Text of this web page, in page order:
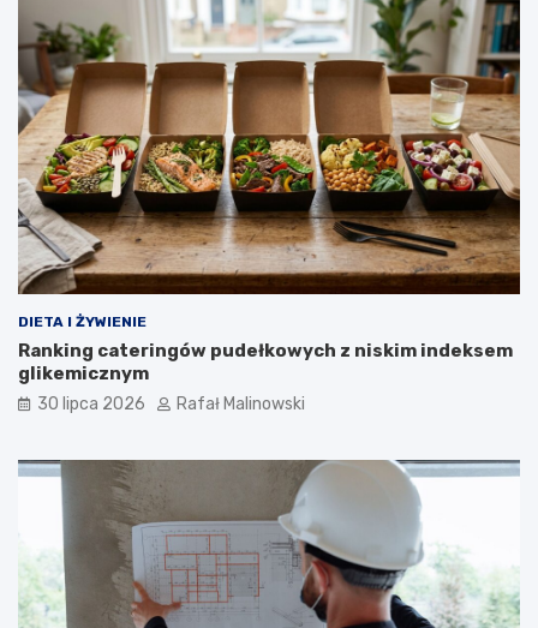
DIETA I ŻYWIENIE
Ranking cateringów pudełkowych z niskim indeksem
glikemicznym
30 lipca 2026 Rafał Malinowski